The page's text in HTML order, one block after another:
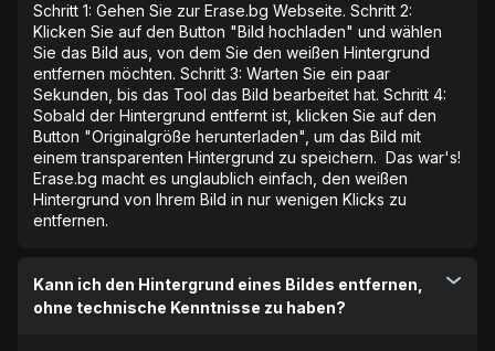
Schritt 1: Gehen Sie zur Erase.bg Webseite. Schritt 2:
Klicken Sie auf den Button "Bild hochladen" und wählen
Sie das Bild aus, von dem Sie den weißen Hintergrund
entfernen möchten. Schritt 3: Warten Sie ein paar
Sekunden, bis das Tool das Bild bearbeitet hat. Schritt 4:
Sobald der Hintergrund entfernt ist, klicken Sie auf den
Button "Originalgröße herunterladen", um das Bild mit
einem transparenten Hintergrund zu speichern. ‍ Das war's!
Erase.bg macht es unglaublich einfach, den weißen
Hintergrund von Ihrem Bild in nur wenigen Klicks zu
entfernen.
Kann ich den Hintergrund eines Bildes entfernen,
ohne technische Kenntnisse zu haben?